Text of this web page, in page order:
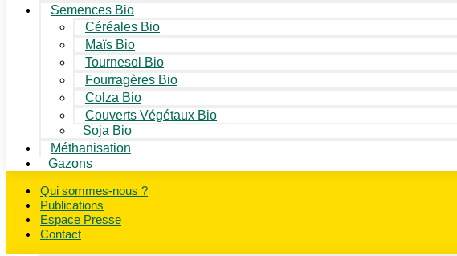
Semences Bio
Céréales Bio
Maïs Bio
Tournesol Bio
Fourragères Bio
Colza Bio
Couverts Végétaux Bio
Soja Bio
Méthanisation
Gazons
Qui sommes-nous ?
Publications
Espace Presse
Contact